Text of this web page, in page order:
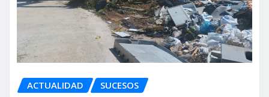
ACTUALIDAD SUCESOS